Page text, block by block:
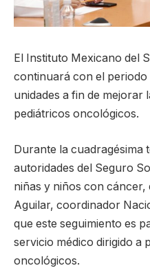
El Instituto Mexicano del
continuará con el periodo
unidades a fin de mejorar
pediátricos oncológicos.
Durante la cuadragésima
autoridades del Seguro
niñas y niños con
Aguilar, coordinador
que este seguimiento es
servicio médico dirigido a
oncológicos.